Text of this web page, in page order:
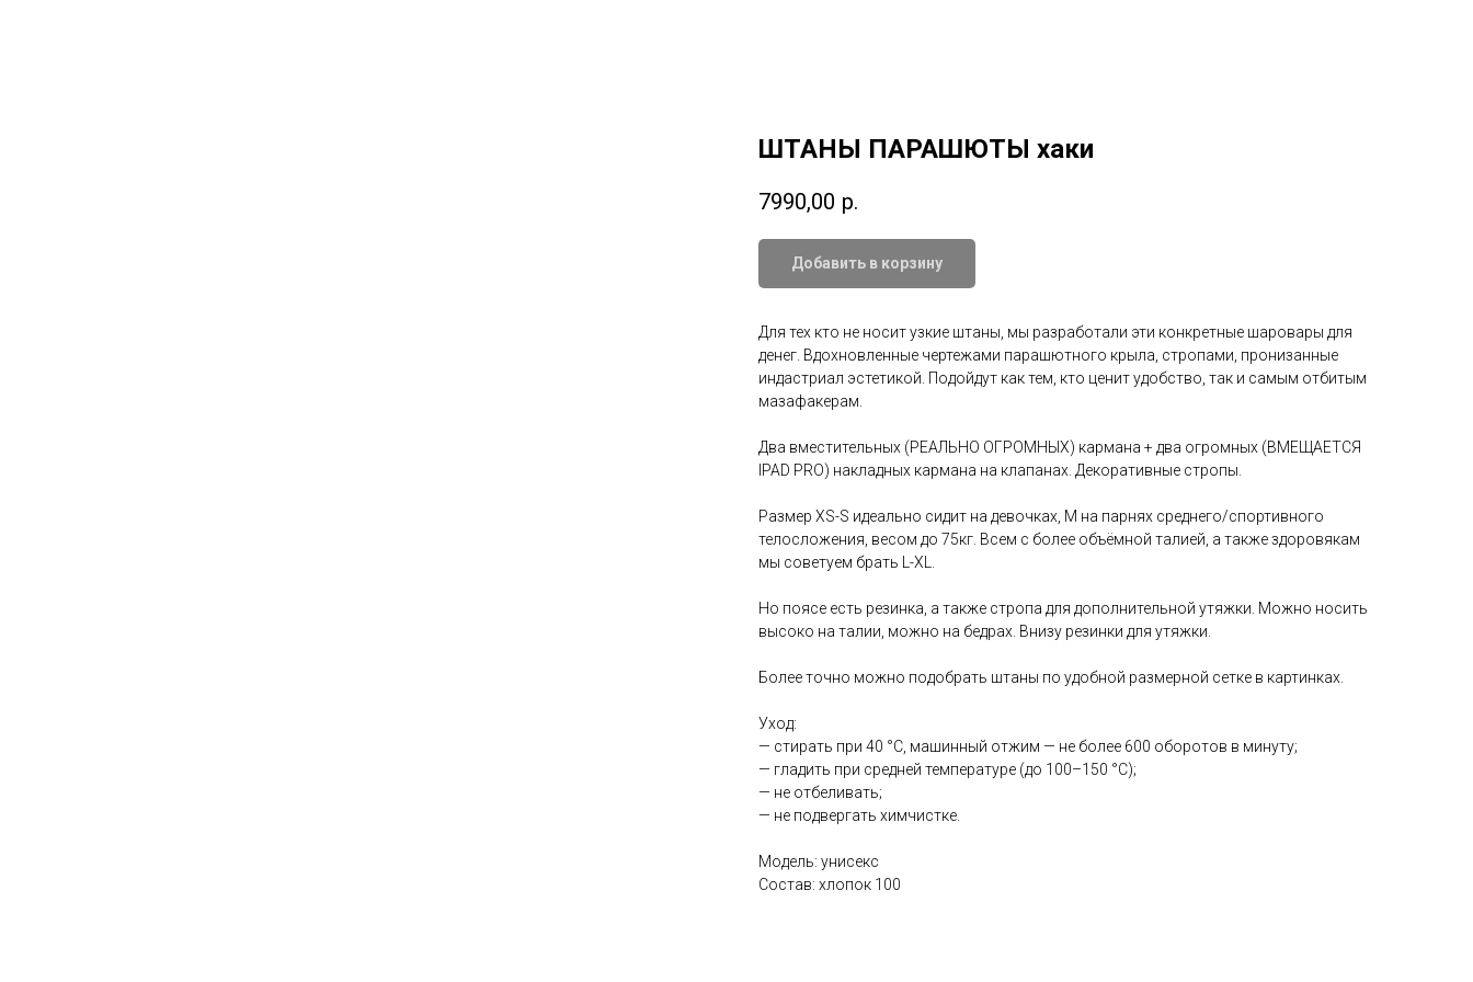
ШТАНЫ ПАРАШЮТЫ хаки
7990,00 р.
Добавить в корзину
Для тех кто не носит узкие штаны, мы разработали эти конкретные шаровары для
денег. Вдохновленные чертежами парашютного крыла, стропами, пронизанные
индастриал эстетикой. Подойдут как тем, кто ценит удобство, так и самым отбитым
мазафакерам.
Два вместительных (РЕАЛЬНО ОГРОМНЫХ) кармана + два огромных (ВМЕЩАЕТСЯ
IPAD PRO) накладных кармана на клапанах. Декоративные стропы.
Размер XS-S идеально сидит на девочках, M на парнях среднего/спортивного
телосложения, весом до 75кг. Всем с более объёмной талией, а также здоровякам
мы советуем брать L-XL.
Но поясе есть резинка, а также стропа для дополнительной утяжки. Можно носить
высоко на талии, можно на бедрах. Внизу резинки для утяжки.
Более точно можно подобрать штаны по удобной размерной сетке в картинках.
Уход:
— стирать при 40 °С, машинный отжим — не более 600 оборотов в минуту;
— гладить при средней температуре (до 100–150 °С);
— не отбеливать;
— не подвергать химчистке.
Модель: унисекс
Состав: хлопок 100